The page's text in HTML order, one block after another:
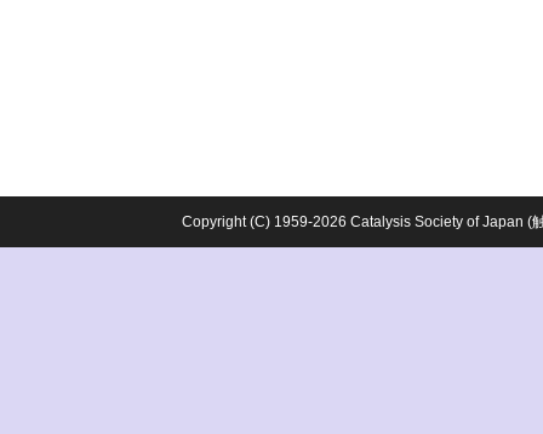
Copyright (C) 1959-2026 Catalysis Society of Japan (